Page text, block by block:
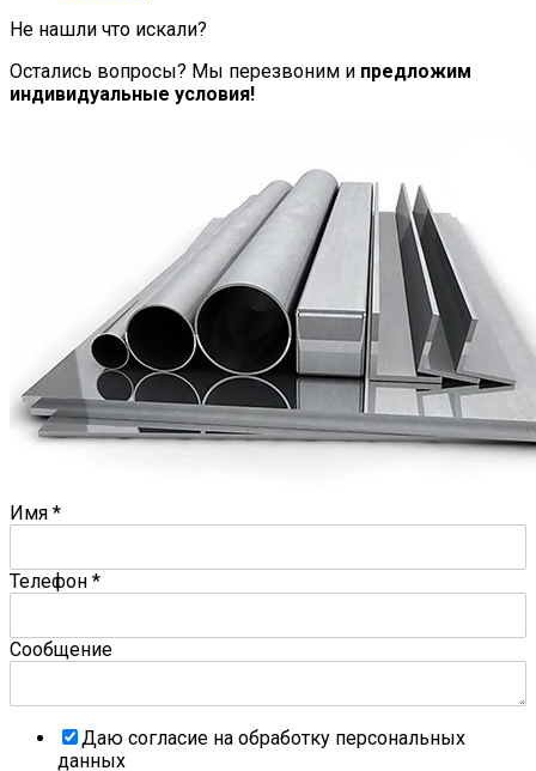
Не нашли что искали?
Остались вопросы? Мы перезвоним и предложим
индивидуальные условия!
Имя *
Телефон *
Сообщение
Даю согласие на обработку персональных
данных